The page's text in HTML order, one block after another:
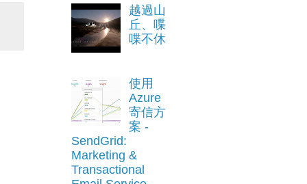
越過山
丘、喋
喋不休
使用
Azure
寄信方
案 -
SendGrid:
Marketing &
Transactional